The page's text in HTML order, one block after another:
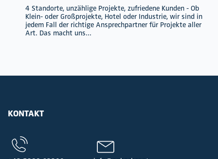
4 Standorte, unzählige Projekte, zufriedene Kunden - Ob
Klein- oder Großprojekte, Hotel oder Industrie, wir sind in
jedem Fall der richtige Ansprechpartner für Projekte aller
Art. Das macht uns...
KONTAKT